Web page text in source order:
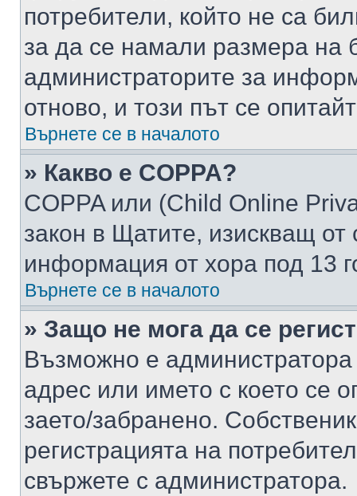
потребители, който не са
за да се намали размера на
администраторите за
отново, и този път се
Върнете се в началото
» Какво е COPPA?
COPPA или (Child Online
закон в Щатите, изискващ от
информация от хора под 13
Върнете се в началото
» Защо не мога да се
Възможно е
адрес или името с което се
заето/забранено.
регистрацията на
свържете с администратора.